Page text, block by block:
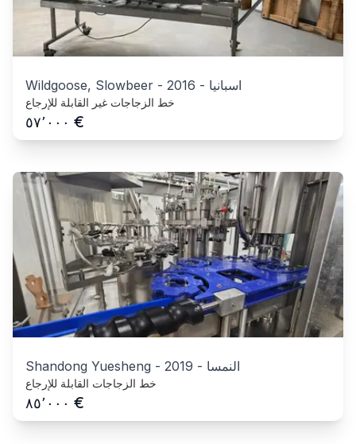
Wildgoose, Slowbeer - 2016 - اسبانيا
خط الزجاجات غير القابلة للإرجاع
٥٧٬٠٠٠ €
Shandong Yuesheng - 2019 - النمسا
خط الزجاجات القابلة للإرجاع
٨٥٬٠٠٠ €